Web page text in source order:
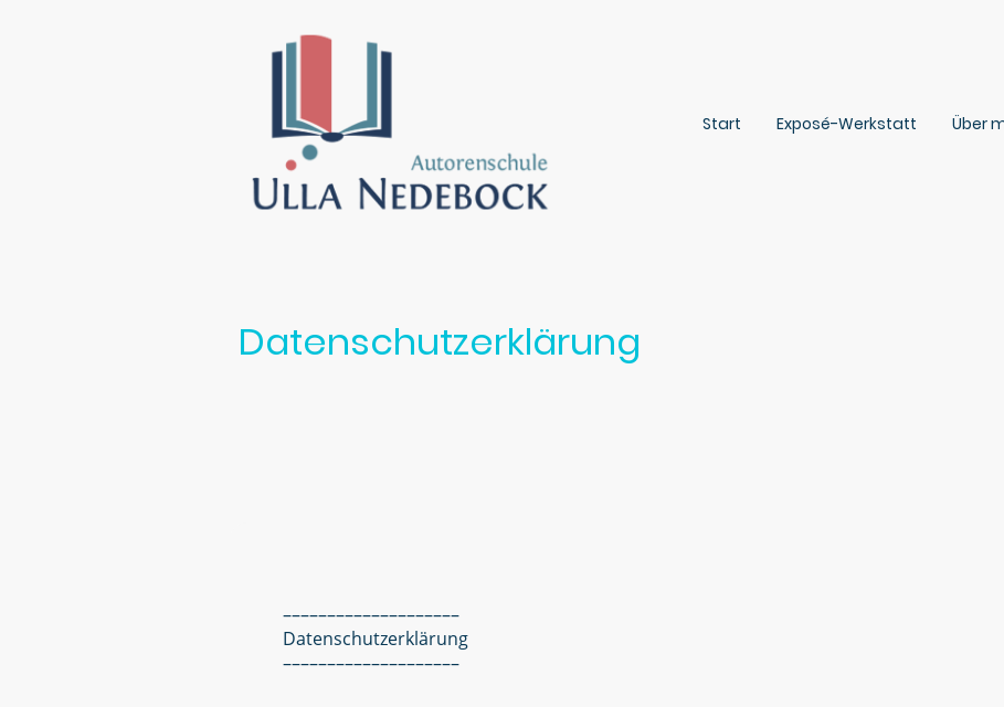
Start Exposé-Werkstatt Über
Datenschutzerklärung
––––––––––––––––––––
Datenschutzerklärung
––––––––––––––––––––